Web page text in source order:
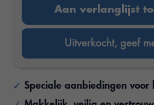
Aan verlanglijst
Uitverkocht, geef
Speciale aanbiedingen voor